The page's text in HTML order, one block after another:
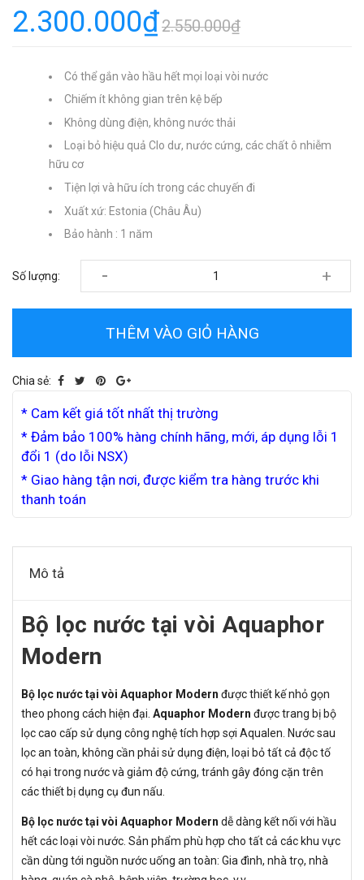
2.300.000₫2.550.000₫
Có thể gắn vào hầu hết mọi loại vòi nước
Chiếm ít không gian trên kệ bếp
Không dùng điện, không nước thải
Loại bỏ hiệu quả Clo dư, nước cứng, các chất ô nhiễm
hữu cơ
Tiện lợi và hữu ích trong các chuyến đi
Xuất xứ: Estonia (Châu Âu)
Bảo hành : 1 năm
Số lượng: - +
THÊM VÀO GIỎ HÀNG
Chia sẻ:
* Cam kết giá tốt nhất thị trường
* Đảm bảo 100% hàng chính hãng, mới, áp dụng lỗi 1
đổi 1 (do lỗi NSX)
* Giao hàng tận nơi, được kiểm tra hàng trước khi
thanh toán
Mô tả
Bộ lọc nước tại vòi Aquaphor
Modern
Bộ lọc nước tại vòi Aquaphor Modern được thiết kế nhỏ gọn
theo phong cách hiện đại. Aquaphor Modern được trang bị bộ
lọc cao cấp sử dụng công nghệ tích hợp sợi Aqualen. Nước sau
lọc an toàn, không cần phải sử dụng điện, loại bỏ tất cả độc tố
có hại trong nước và giảm độ cứng, tránh gây đóng cặn trên
các thiết bị dụng cụ đun nấu.
Bộ lọc nước tại vòi Aquaphor Modern dễ dàng kết nối với hầu
hết các loại vòi nước. Sản phẩm phù hợp cho tất cả các khu vực
cần dùng tới nguồn nước uống an toàn: Gia đình, nhà trọ, nhà